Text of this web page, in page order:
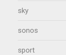
sky
sonos
sport